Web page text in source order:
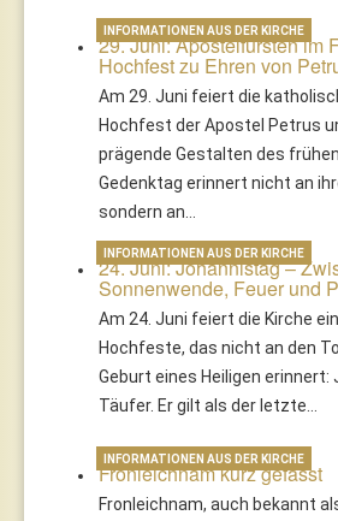
29. Juni: Apostelfürsten im
Hochfest zu Ehren von
Am 29. Juni feiert die
Hochfest der Apostel Petrus
prägende Gestalten des
Gedenktag erinnert nicht an
sondern an…
INFORMATIONEN AUS DER KIRCHE
24. Juni: Johannistag –
Sonnenwende, Feuer und
Am 24. Juni feiert die Kirche
Hochfeste, das nicht an den
Geburt eines Heiligen erinnert:
Täufer. Er gilt als der letzte…
INFORMATIONEN AUS DER KIRCHE
Fronleichnam kurz gefasst
Fronleichnam, auch bekannt
INFORMATIONEN AUS DER KIRCHE